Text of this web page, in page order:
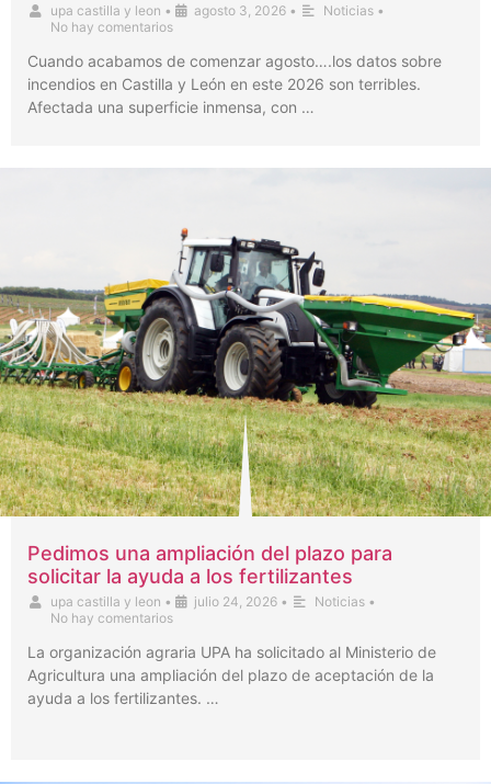
upa castilla y leon • agosto 3, 2026 • Noticias •
No hay comentarios
Cuando acabamos de comenzar agosto….los datos sobre
incendios en Castilla y León en este 2026 son terribles.
Afectada una superficie inmensa, con …
Pedimos una ampliación del plazo para
solicitar la ayuda a los fertilizantes
upa castilla y leon • julio 24, 2026 • Noticias •
No hay comentarios
La organización agraria UPA ha solicitado al Ministerio de
Agricultura una ampliación del plazo de aceptación de la
ayuda a los fertilizantes. …